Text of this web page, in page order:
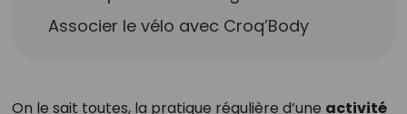
Associer le vélo avec Croq’Body
On le sait toutes, la pratique régulière d’une activité